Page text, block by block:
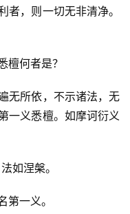
者，则一切无非清净。
檀何者是？
无所依，不示诸法，无
一义悉檀。如摩诃衍义
如涅槃。
一义。